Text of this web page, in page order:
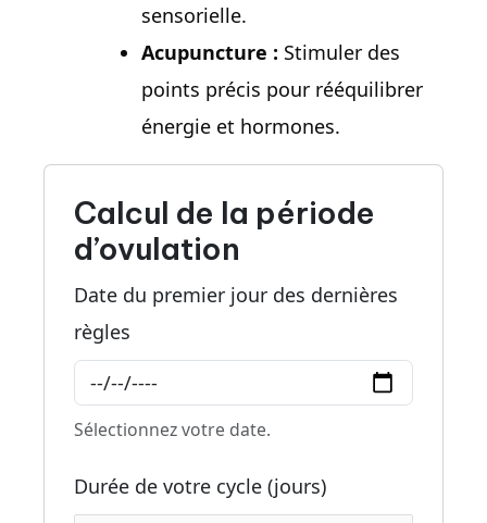
sensorielle.
Acupuncture : Stimuler des
points précis pour rééquilibrer
énergie et hormones.
Calcul de la période
d’ovulation
Date du premier jour des dernières
règles
Sélectionnez votre date.
Durée de votre cycle (jours)